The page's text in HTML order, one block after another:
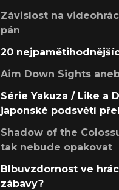
Závislost na
pán
20
Aim Down Sights
Série Yakuza / Like a
japonské podsvětí
Shadow of the
tak nebude opakovat
Blbuvzdornost ve
zábavy?